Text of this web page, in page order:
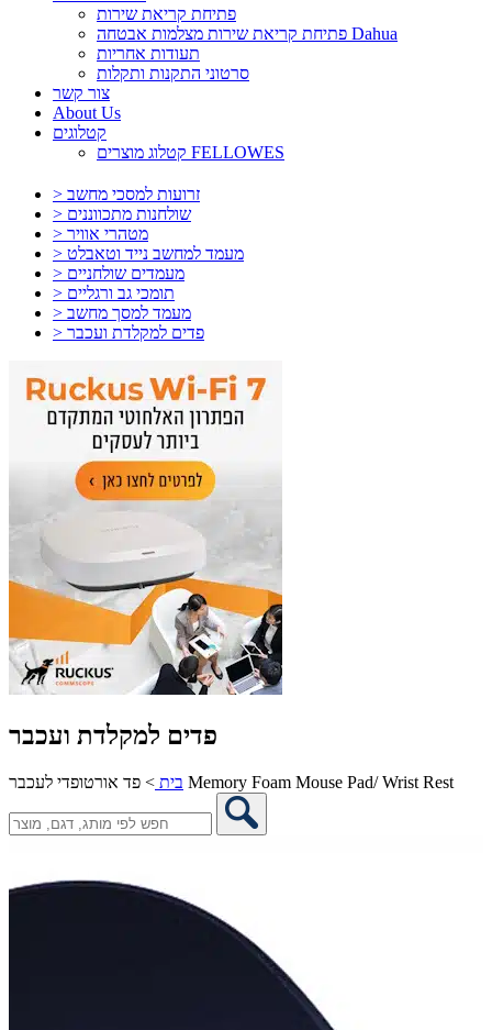
פתיחת קריאת שירות
פתיחת קריאת שירות מצלמות אבטחה Dahua
תעודות אחריות
סרטוני התקנות ותקלות
צור קשר
About Us
קטלוגים
קטלוג מוצרים FELLOWES
> זרועות למסכי מחשב
> שולחנות מתכווננים
> מטהרי אוויר
> מעמד למחשב נייד וטאבלט
> מעמדים שולחניים
> תומכי גב ורגליים
> מעמד למסך מחשב
> פדים למקלדת ועכבר
פדים למקלדת ועכבר
בית > פד אורטופדי לעכבר Memory Foam Mouse Pad/ Wrist Rest